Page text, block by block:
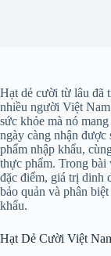
Hạt dẻ cười từ lâu đã
nhiều người Việt
sức khỏe mà nó
ngày càng nhận được
phẩm nhập khẩu,
thực phẩm. Trong bài
đặc điểm, giá trị dinh
bảo quản và phân
khẩu.
Hạt Dẻ Cười Việt